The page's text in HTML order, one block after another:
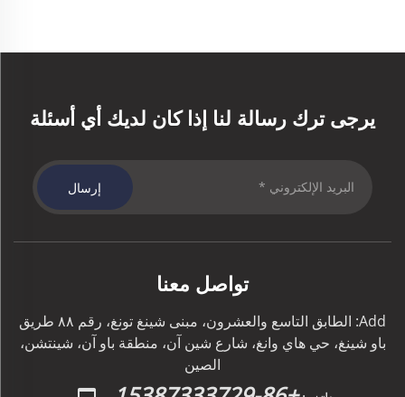
يرجى ترك رسالة لنا إذا كان لديك أي أسئلة
إرسال
تواصل معنا
Add: الطابق التاسع والعشرون، مبنى شينغ تونغ، رقم ٨٨ طريق
باو شينغ، حي هاي وانغ، شارع شين آن، منطقة باو آن، شينتشن،
الصين